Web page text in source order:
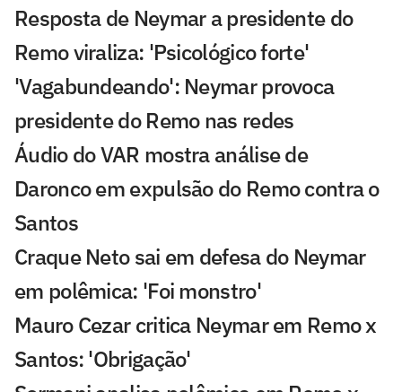
Resposta de Neymar a presidente do
Remo viraliza: 'Psicológico forte'
'Vagabundeando': Neymar provoca
presidente do Remo nas redes
Áudio do VAR mostra análise de
Daronco em expulsão do Remo contra o
Santos
Craque Neto sai em defesa do Neymar
em polêmica: 'Foi monstro'
Mauro Cezar critica Neymar em Remo x
Santos: 'Obrigação'